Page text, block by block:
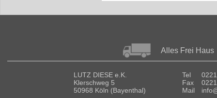
Alles Frei Haus
LUTZ DIESE e.K.
Klerschweg 5
50968 Köln (Bayenthal)
Tel
Fax
Mail